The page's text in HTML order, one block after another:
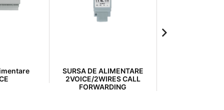
SURSA DE ALIMENTARE
2VOICE/2WIRES CALL
FORWARDING